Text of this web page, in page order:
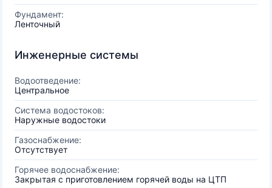
Фундамент:
Ленточный
Инженерные системы
Водоотведение:
Центральное
Система водостоков:
Наружные водостоки
Газоснабжение:
Отсутствует
Горячее водоснабжение:
Закрытая с приготовлением горячей воды на ЦТП